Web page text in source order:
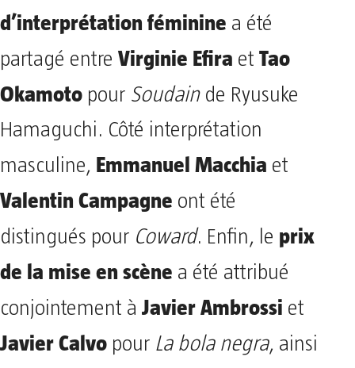
d’interprétation féminine a été
partagé entre Virginie Efira et Tao
Okamoto pour Soudainde Ryusuke
Hamaguchi. Côté interprétation
masculine, Emmanuel Macchia et
Valentin Campagne ont été
distingués pour Coward. Enfin, le prix
de la mise en scène a été attribué
conjointement à Javier Ambrossi et
Javier Calvo pour La bola negra, ainsi